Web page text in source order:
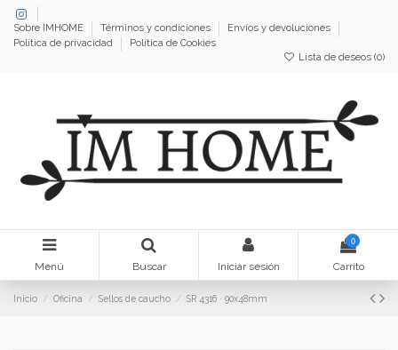
Sobre IMHOME Términos y condiciones
Envíos y devoluciones
Política de privacidad
Política de Cookies
Lista de deseos (0)
Menú Buscar Iniciar sesión
0
Carrito
Inicio Oficina Sellos de caucho SR 4316 · 90x48mm